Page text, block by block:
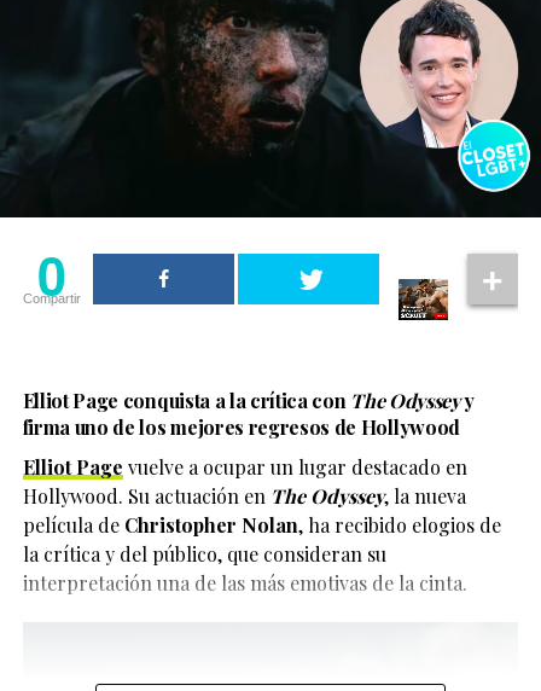
0
Compartir
Elliot Page conquista a la crítica con The Odysseyy
firma uno de los mejores regresos de Hollywood
Elliot Page vuelve a ocupar un lugar destacado en
Hollywood. Su actuación en The Odyssey, la nueva
película de Christopher Nolan, ha recibido elogios de
la crítica y del público, que consideran su
interpretación una de las más emotivas de la cinta.